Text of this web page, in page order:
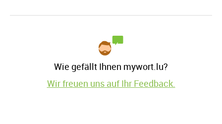
Wie gefällt Ihnen mywort.lu?
Wir freuen uns auf Ihr Feedback.